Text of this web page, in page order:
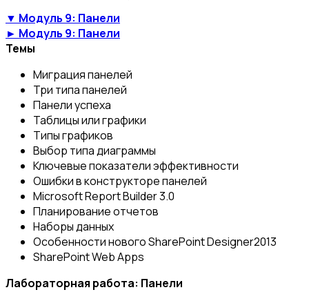
▼ Модуль 9: Панели
► Модуль 9: Панели
Темы
Миграция панелей
Три типа панелей
Панели успеха
Таблицы или графики
Типы графиков
Выбор типа диаграммы
Ключевые показатели эффективности
Ошибки в конструкторе панелей
Microsoft Report Builder 3.0
Планирование отчетов
Наборы данных
Особенности нового SharePoint Designer2013
SharePoint Web Apps
Лабораторная работа: Панели